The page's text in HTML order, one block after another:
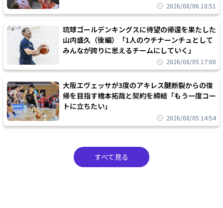
2026/08/06 10:51
琉球ゴールデンキングスに待望の帰還を果たした
山内盛久（後編）「1人のウチナーンチュとして
みんなが誇りに思えるチームにしていく」
2026/08/05 17:00
大阪エヴェッサが3度のアキレス腱断裂からの復
帰を目指す橋本拓哉と契約を締結「もう一度コー
トに立ちたい」
2026/08/05 14:54
すべて見る